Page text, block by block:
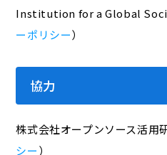
Institution for a Global
ーポリシー）
協力
株式会社オープンソース活用
シー）